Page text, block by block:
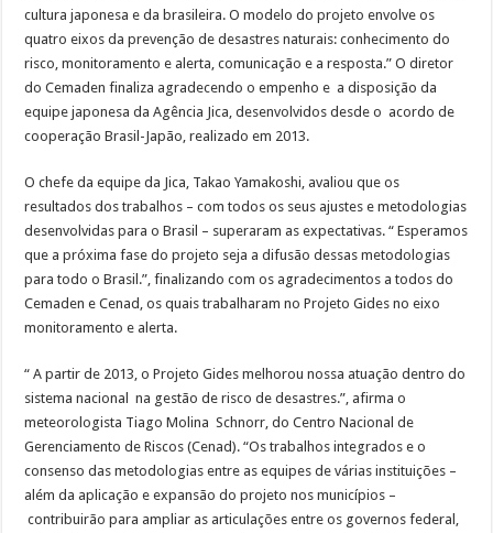
cultura japonesa e da brasileira. O modelo do projeto envolve os
quatro eixos da prevenção de desastres naturais: conhecimento do
risco, monitoramento e alerta, comunicação e a resposta.” O diretor
do Cemaden finaliza agradecendo o empenho e a disposição da
equipe japonesa da Agência Jica, desenvolvidos desde o acordo de
cooperação Brasil-Japão, realizado em 2013.
O chefe da equipe da Jica, Takao Yamakoshi, avaliou que os
resultados dos trabalhos – com todos os seus ajustes e metodologias
desenvolvidas para o Brasil – superaram as expectativas. “ Esperamos
que a próxima fase do projeto seja a difusão dessas metodologias
para todo o Brasil.”, finalizando com os agradecimentos a todos do
Cemaden e Cenad, os quais trabalharam no Projeto Gides no eixo
monitoramento e alerta.
“ A partir de 2013, o Projeto Gides melhorou nossa atuação dentro do
sistema nacional na gestão de risco de desastres.”, afirma o
meteorologista Tiago Molina Schnorr, do Centro Nacional de
Gerenciamento de Riscos (Cenad). “Os trabalhos integrados e o
consenso das metodologias entre as equipes de várias instituições –
além da aplicação e expansão do projeto nos municípios –
contribuirão para ampliar as articulações entre os governos federal,